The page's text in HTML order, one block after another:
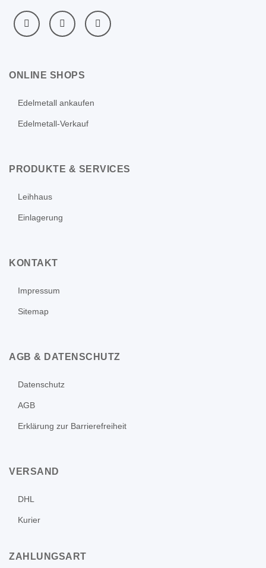
ONLINE SHOPS
Edelmetall ankaufen
Edelmetall-Verkauf
PRODUKTE & SERVICES
Leihhaus
Einlagerung
KONTAKT
Impressum
Sitemap
AGB & DATENSCHUTZ
Datenschutz
AGB
Erklärung zur Barrierefreiheit
VERSAND
DHL
Kurier
ZAHLUNGSART